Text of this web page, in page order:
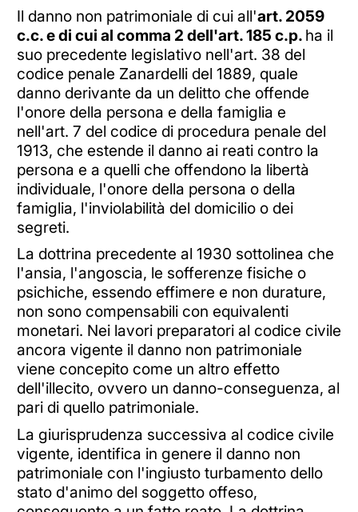
Il danno non patrimoniale di cui all'art. 2059
c.c. e di cui al comma 2 dell'art. 185 c.p. ha il
suo precedente legislativo nell'art. 38 del
codice penale Zanardelli del 1889, quale
danno derivante da un delitto che offende
l'onore della persona e della famiglia e
nell'art. 7 del codice di procedura penale del
1913, che estende il danno ai reati contro la
persona e a quelli che offendono la libertà
individuale, l'onore della persona o della
famiglia, l'inviolabilità del domicilio o dei
segreti.
La dottrina precedente al 1930 sottolinea che
l'ansia, l'angoscia, le sofferenze fisiche o
psichiche, essendo effimere e non durature,
non sono compensabili con equivalenti
monetari. Nei lavori preparatori al codice civile
ancora vigente il danno non patrimoniale
viene concepito come un altro effetto
dell'illecito, ovvero un danno-conseguenza, al
pari di quello patrimoniale.
La giurisprudenza successiva al codice civile
vigente, identifica in genere il danno non
patrimoniale con l'ingiusto turbamento dello
stato d'animo del soggetto offeso,